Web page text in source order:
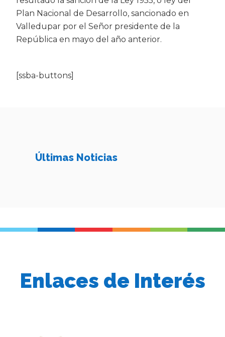
Plan Nacional de Desarrollo, sancionado en
Valledupar por el Señor presidente de la
República en mayo del año anterior.
[ssba-buttons]
Últimas Noticias
Enlaces de Interés